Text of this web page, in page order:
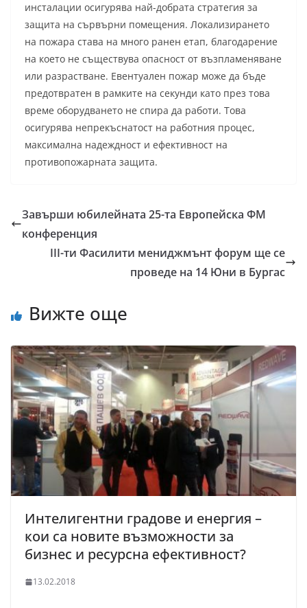
инсталации осигурява най-добрата стратегия за
защита на сървърни помещения. Локализирането
на пожара става на много ранен етап, благодарение
на което не съществува опасност от възпламеняване
или разрастване. Евентуален пожар може да бъде
предотвратен в рамките на секунди като през това
време оборудването не спира да работи. Това
осигурява непрекъснатост на работния процес,
максимална надеждност и ефективност на
противопожарната защита.
Завърши юбилейната 25-та Европейска ФМ
конференция
III-ти Фасилити мениджмънт форум ще се
проведе на 14 Юни в Бургас
Вижте още
Интелигентни градове и енергия –
кои са новите възможности за
бизнес и ресурсна ефективност?
13.02.2018